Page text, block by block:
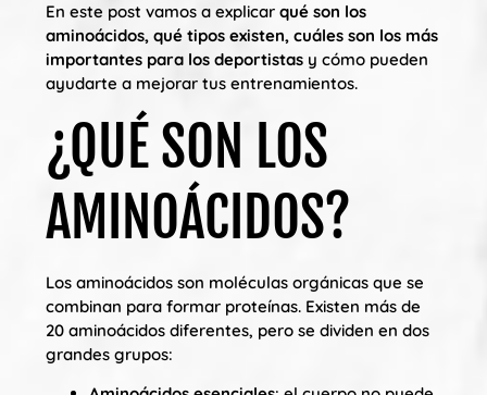
En este post vamos a explicar qué son los
aminoácidos, qué tipos existen, cuáles son los más
importantes para los deportistas y cómo pueden
ayudarte a mejorar tus entrenamientos.
¿QUÉ SON LOS
AMINOÁCIDOS?
Los aminoácidos son moléculas orgánicas que se
combinan para formar proteínas. Existen más de
20 aminoácidos diferentes, pero se dividen en dos
grandes grupos: